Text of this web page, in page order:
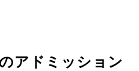
アドミッション